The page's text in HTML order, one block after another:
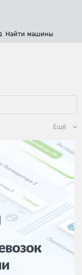
Найти машины
Ещё